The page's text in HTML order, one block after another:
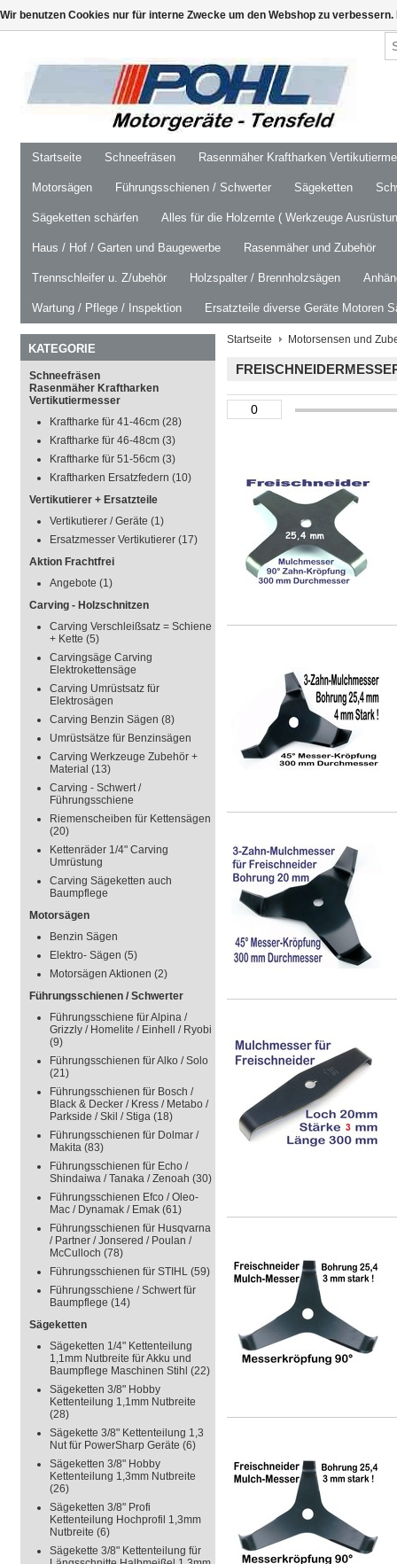
Startseite Schneefräsen Rasenmäher Kraftharken
Motorsägen Führungsschienen / Schwerter Sägeketten
Sägeketten schärfen Alles für die Holzernte ( Werkzeuge
Haus / Hof / Garten und Baugewerbe Rasenmäher und Zubehör
Trennschleifer u. Z/ubehör Holzspalter / Brennholzsägen
Wartung / Pflege / Inspektion Ersatzteile diverse Geräte Motoren
KATEGORIE
Schneefräsen
Rasenmäher Kraftharken
Vertikutiermesser
Kraftharke für 41-46cm (28)
Kraftharke für 46-48cm (3)
Kraftharke für 51-56cm (3)
Kraftharken Ersatzfedern (10)
Vertikutierer + Ersatzteile
Vertikutierer / Geräte (1)
Ersatzmesser Vertikutierer (17)
Aktion Frachtfrei
Angebote (1)
Carving - Holzschnitzen
Carving Verschleißsatz = Schiene
+ Kette (5)
Carvingsäge Carving
Elektrokettensäge
Carving Umrüstsatz für
Elektrosägen
Carving Benzin Sägen (8)
Umrüstsätze für Benzinsägen
Carving Werkzeuge Zubehör +
Material (13)
Carving - Schwert /
Führungsschiene
Riemenscheiben für Kettensägen
(20)
Kettenräder 1/4" Carving
Umrüstung
Carving Sägeketten auch
Baumpflege
Motorsägen
Benzin Sägen
Elektro- Sägen (5)
Motorsägen Aktionen (2)
Führungsschienen / Schwerter
Führungsschiene für Alpina /
Grizzly / Homelite / Einhell / Ryobi
(9)
Führungsschienen für Alko / Solo
(21)
Führungsschienen für Bosch /
Black & Decker / Kress / Metabo /
Parkside / Skil / Stiga (18)
Führungsschienen für Dolmar /
Makita (83)
Führungsschienen für Echo /
Shindaiwa / Tanaka / Zenoah (30)
Führungsschienen Efco / Oleo-
Mac / Dynamak / Emak (61)
Führungsschienen für Husqvarna
/ Partner / Jonsered / Poulan /
McCulloch (78)
Führungsschienen für STIHL (59)
Führungsschiene / Schwert für
Baumpflege (14)
Sägeketten
Sägeketten 1/4" Kettenteilung
1,1mm Nutbreite für Akku und
Baumpflege Maschinen Stihl (22)
Sägeketten 3/8" Hobby
Kettenteilung 1,1mm Nutbreite
(28)
Sägekette 3/8" Kettenteilung 1,3
Nut für PowerSharp Geräte (6)
Sägeketten 3/8" Hobby
Kettenteilung 1,3mm Nutbreite
(26)
Sägeketten 3/8" Profi
Kettenteilung Hochprofil 1,3mm
Nutbreite (6)
Sägekette 3/8" Kettenteilung für
Startseite Motorsensen und
Wir benutzen Cookies nur für interne Zwecke um den Webshop zu